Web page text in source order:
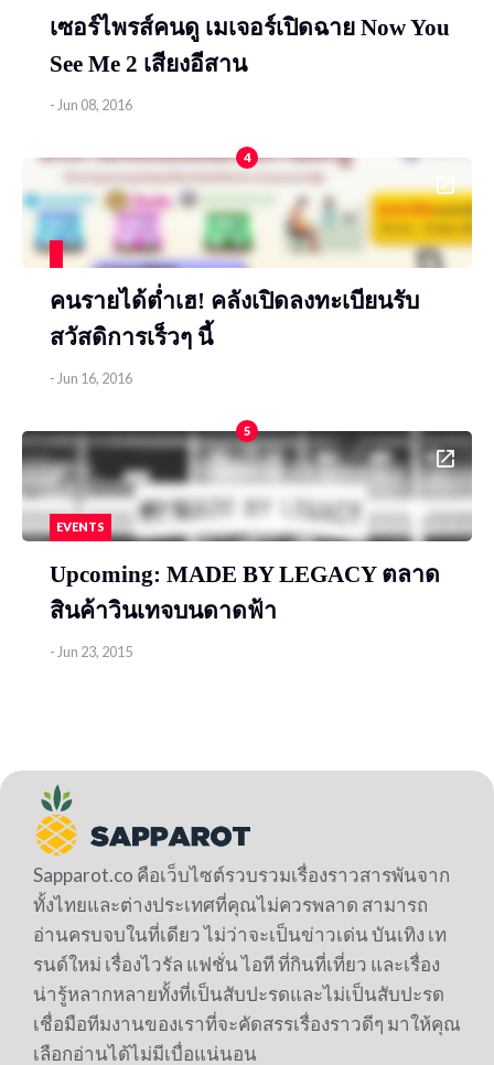
เซอร์ไพรส์คนดู เมเจอร์เปิดฉาย Now You
See Me 2 เสียงอีสาน
- Jun 08, 2016
4
คนรายได้ต่ำเฮ! คลังเปิดลงทะเบียนรับ
สวัสดิการเร็วๆ นี้
- Jun 16, 2016
5
EVENTS
Upcoming: MADE BY LEGACY ตลาด
สินค้าวินเทจบนดาดฟ้า
- Jun 23, 2015
Sapparot.co คือเว็บไซต์รวบรวมเรื่องราวสารพันจาก
ทั้งไทยและต่างประเทศที่คุณไม่ควรพลาด สามารถ
อ่านครบจบในที่เดียว ไม่ว่าจะเป็นข่าวเด่น บันเทิง เท
รนด์ใหม่ เรื่องไวรัล แฟชั่น ไอที ที่กินที่เที่ยว และเรื่อง
น่ารู้หลากหลายทั้งที่เป็นสับปะรดและไม่เป็นสับปะรด
เชื่อมือทีมงานของเราที่จะคัดสรรเรื่องราวดีๆ มาให้คุณ
เลือกอ่านได้ไม่มีเบื่อแน่นอน